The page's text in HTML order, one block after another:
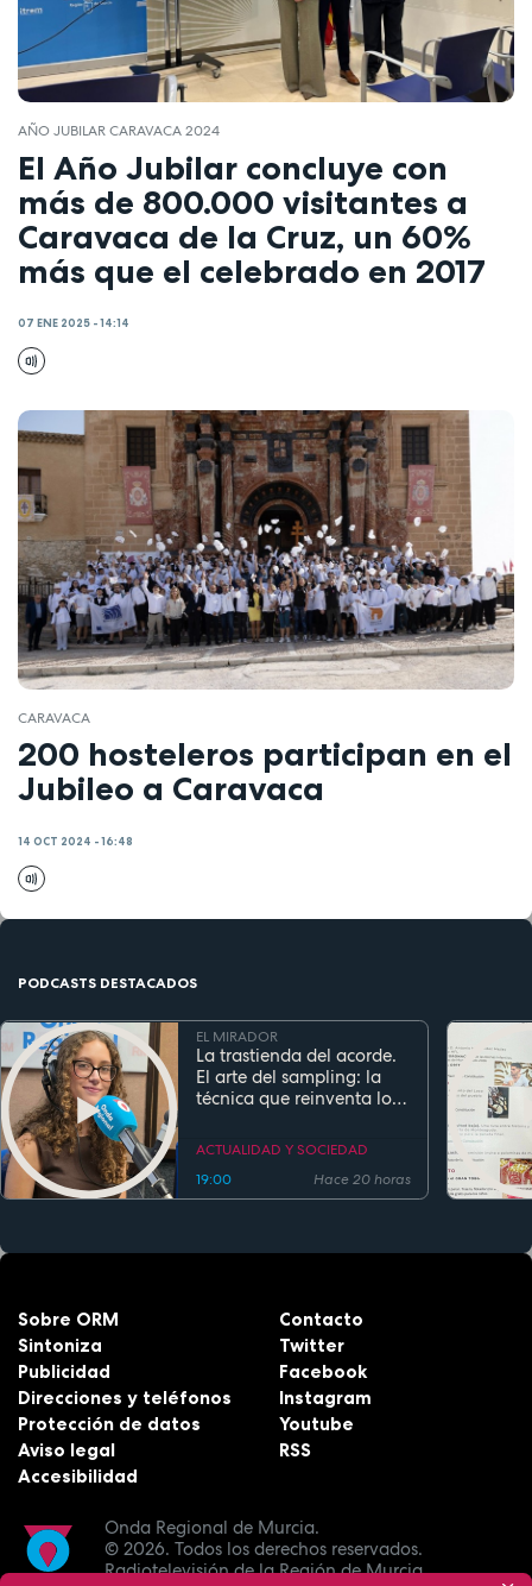
AÑO JUBILAR CARAVACA 2024
El Año Jubilar concluye con
más de 800.000 visitantes a
Caravaca de la Cruz, un 60%
más que el celebrado en 2017
07 ENE 2025 - 14:14
CARAVACA
200 hosteleros participan en el
Jubileo a Caravaca
14 OCT 2024 - 16:48
PODCASTS DESTACADOS
EL MIRADOR
La trastienda del acorde.
El arte del sampling: la
técnica que reinventa los
actual
ACTUALIDAD Y SOCIEDAD
19:00
Hace 20 horas
Onda Regional de Murcia.
© 2026. Todos los derechos reservados.
Radiotelevisión de la Región de Murcia.
Sobre ORM
Sintoniza
Publicidad
Direcciones y teléfonos
Protección de datos
Aviso legal
Accesibilidad
Contacto
Twitter
Facebook
Instagram
Youtube
RSS